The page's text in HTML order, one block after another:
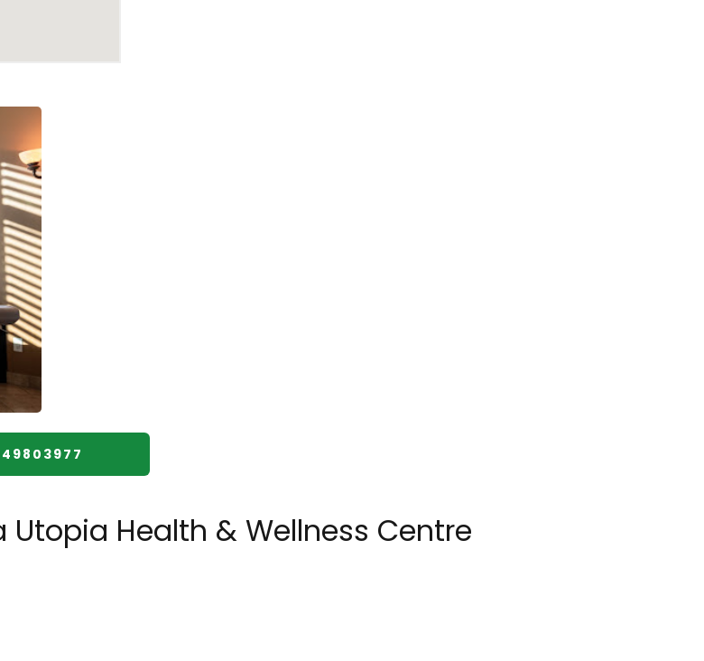
Health & Wellness Centre